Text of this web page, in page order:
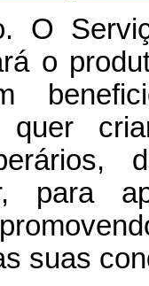
O
o
quer
para
suas